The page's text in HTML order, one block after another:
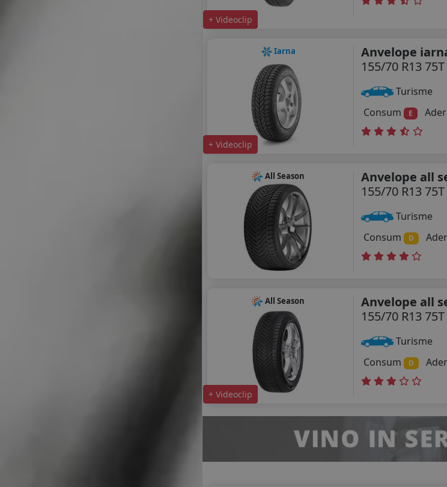
+ Videoclip
Iarna
+ Videoclip
Anvelope
155/70 R13 75T
Turisme
Consum
E
All Season
Anvelope all
155/70 R13 75T
Turisme
Consum
D
All Season
+ Videoclip
Anvelope all
155/70 R13 75T
Turisme
Consum
D